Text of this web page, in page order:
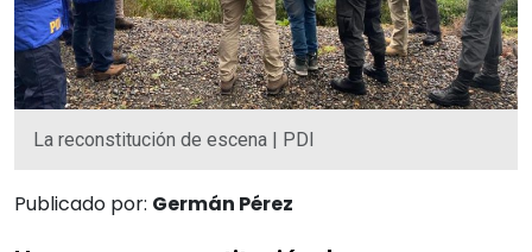
La reconstitución de escena | PDI
Publicado por: Germán Pérez